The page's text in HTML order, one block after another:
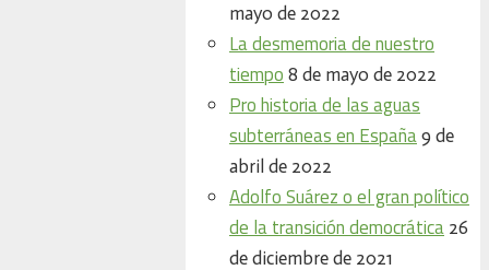
mayo de 2022
La desmemoria de nuestro
tiempo 8 de mayo de 2022
Pro historia de las aguas
subterráneas en España 9 de
abril de 2022
Adolfo Suárez o el gran político
de la transición democrática 26
de diciembre de 2021